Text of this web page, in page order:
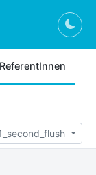
ReferentInnen